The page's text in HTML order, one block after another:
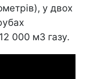
у двох
000 м3 газу.